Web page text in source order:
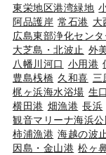
東栄地区港湾緑地
阿品護岸 常石港 大
広島東部浄化センタ
大芝島・北波止 外
八幡川河口 小用港
豊島桟橋 久和喜 三
梶ヶ浜海水浴場 生
横田港 畑漁港 長浜
観音マリーナ海浜公
柿浦漁港 海越の波止
因島・金山港 松ヶ